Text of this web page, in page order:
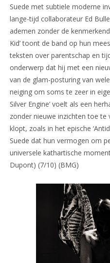
Suede met subtiele moderne
lange-tijd collaborateur Ed
ademen zonder de
Kid’ toont de band op hun
teksten over parentschap en
onderwerp dat hij met een
van de glam-posturing van
neiging om soms te zeer in
Silver Engine’ voelt als een
zonder nieuwe inzichten toe te
klopt, zoals in het epische
Suede dat hun vermogen om
universele kathartische
Dupont) (7/10) (BMG)